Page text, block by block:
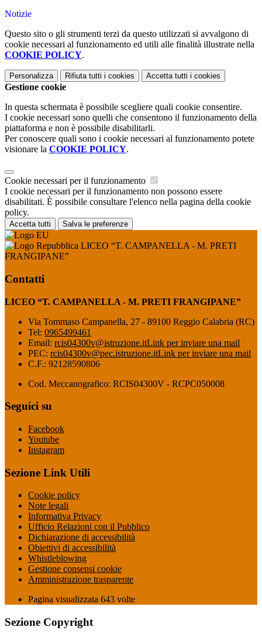
Notizie
Questo sito o gli strumenti terzi da questo utilizzati si avvalgono di
cookie necessari al funzionamento ed utili alle finalità illustrate nella
COOKIE POLICY.
Personalizza Rifiuta tutti i cookies Accetta tutti i cookies
Gestione cookie
In questa schermata è possibile scegliere quali cookie consentire.
I cookie necessari sono quelli che consentono il funzionamento della
piattaforma e non è possibile disabilitarli.
Per conoscere quali sono i cookie necessari al funzionamento potete
visionare la COOKIE POLICY.
Cookie necessari per il funzionamento
I cookie necessari per il funzionamento non possono essere
disabilitati. È possibile consultare l'elenco nella pagina della cookie
policy.
Accetta tutti Salva le preferenze
LICEO “T. CAMPANELLA - M. PRETI
FRANGIPANE”
Contatti
LICEO “T. CAMPANELLA - M. PRETI FRANGIPANE”
Via Tommaso Campanella, 27 - 89100 Reggio Calabria (RC)
Tel: 0965499461
Email: rcis04300v@istruzione.itLink per inviare una mail
PEC: rcis04300v@pec.istruzione.itLink per inviare una mail
C.F.: 92128590806
Cod. Meccanografico: RCIS04300V - RCPC050008
Seguici su
Facebook
Youtube
Instagram
Sezione Link Utili
Cookie policy
Note legali
Informativa Privacy
Ufficio Relazioni con il Pubblico
Dichiarazione di accessibilità
Obiettivi di accessibilità
Whistleblowing
Gestione consensi cookie
Amministrazione trasparente
Pagina visualizzata 643 volte
Sezione Copyright